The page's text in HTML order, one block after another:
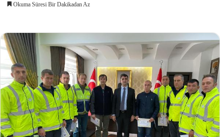
Okuma Süresi Bir Dakikadan Az